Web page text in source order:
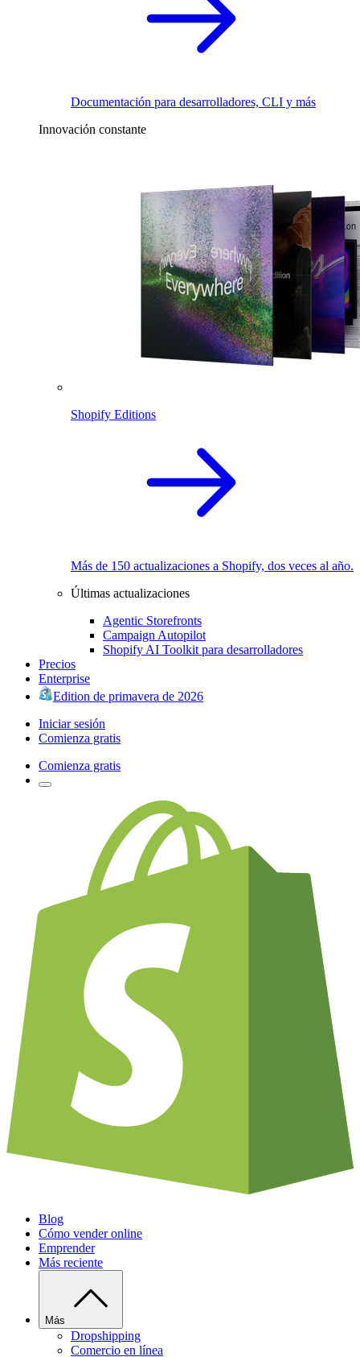
Documentación para desarrolladores, CLI y más
Innovación constante
Shopify Editions
Más de 150 actualizaciones a Shopify, dos veces al año.
Últimas actualizaciones
Agentic Storefronts
Campaign Autopilot
Shopify AI Toolkit para desarrolladores
Precios
Enterprise
Edition de primavera de 2026
Iniciar sesión
Comienza gratis
Comienza gratis
Blog
Cómo vender online
Emprender
Más reciente
Más
Dropshipping
Comercio en línea